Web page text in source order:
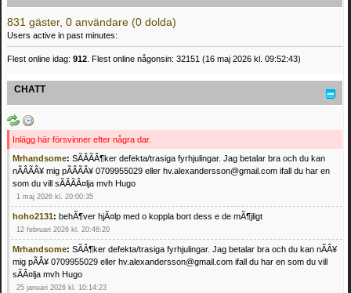
831 gäster, 0 användare (0 dolda)
Users active in past minutes:
Flest online idag: 912 . Flest online någonsin: 32151 (16 maj 2026 kl. 09:52:43)
CHATT
Inlägg här försvinner efter några dar.
Mrhandsome: SÃÂÃÂ¶ker defekta/trasiga fyrhjulingar. Jag betalar bra och du kan
nÃÂÃÂ¥ mig pÃÂÃÂ¥ 0709955029 eller hv.alexandersson@gmail.com ifall du har en
som du vill sÃÂÃÂ¤lja mvh Hugo
1 maj 2026 kl. 20:00:35
hoho2131: behÃ¶ver hjÃ¤lp med o koppla bort dess e de mÃ¶jligt
12 februari 2026 kl. 20:46:20
Mrhandsome: SÃÂ¶ker defekta/trasiga fyrhjulingar. Jag betalar bra och du kan nÃÂ¥
mig pÃÂ¥ 0709955029 eller hv.alexandersson@gmail.com ifall du har en som du vill
sÃÂ¤lja mvh Hugo
25 januari 2026 kl. 10:14:23